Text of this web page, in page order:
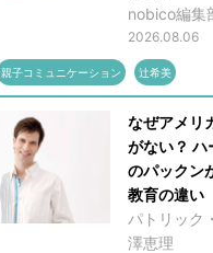
nobico編集
2026.08.06
親子コミュニケーション 辻希美
なぜアメリ
がない？ ハ
のパックン
教育の違い
パトリック
澤恵理